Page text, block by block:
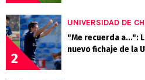
2
UNIVERSIDAD DE
"Me recuerda a...":
nuevo fichaje de la U